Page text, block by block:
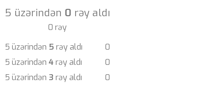
5 üzərindən 0 rəy aldı
0 rəy
5 üzərindən 5 rəy aldı
0
5 üzərindən 4rəy aldı
0
5 üzərindən 3 rəy aldı
0